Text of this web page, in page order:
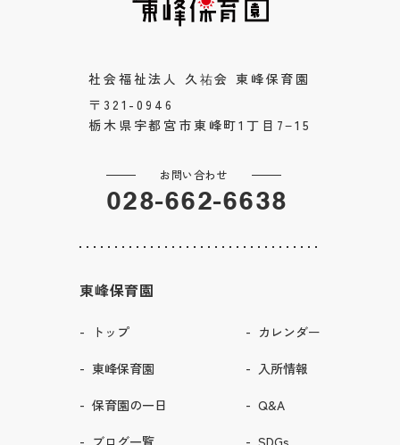
社会福祉法人 久祐会 東峰保育園
〒321-0946
栃木県宇都宮市東峰町1丁目7−15
お問い合わせ
028-662-6638
東峰保育園
トップ
東峰保育園
保育園の一日
カレンダー
入所情報
Q&A